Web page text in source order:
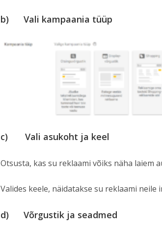
b) Vali kampaania tüüp
c) Vali asukoht ja keel
Otsusta, kas su reklaami võiks näha
Valides keele, näidatakse su reklaami neile
d) Võrgustik ja seadmed